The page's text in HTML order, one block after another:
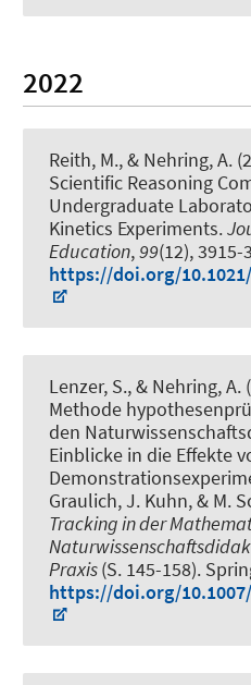
2022
Reith, M., & Nehring, A.
Scientific Reasoning
Undergraduate
Kinetics Experiments.
Education,99(12), 3915-
https://doi.org/
Lenzer, S., & Nehring, A.
Methode
den
Einblicke in die Effekte
Graulich, J. Kuhn, & M.
Tracking in der
Praxis(S. 145-158).
https://doi.org/